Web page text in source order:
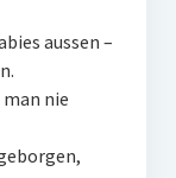
aussen –
man nie